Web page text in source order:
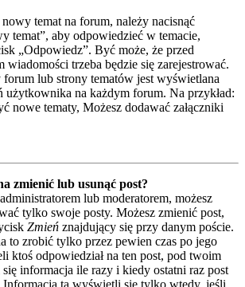
temat na forum, należy nacisnąć
temat”, aby odpowiedzieć w temacie,
„Odpowiedz”. Być może, że przed
wiadomości trzeba będzie się zarejestrować.
forum lub strony tematów jest wyświetlana
użytkownika na każdym forum. Na przykład:
nowe tematy, Możesz dodawać załączniki
zmienić lub usunąć post?
lub moderatorem, możesz
tylko swoje posty. Możesz zmienić post,
Zmień znajdujący się przy danym poście.
to zrobić tylko przez pewien czas po jego
ktoś odpowiedział na ten post, pod twoim
informacja ile razy i kiedy ostatni raz post
Informacja ta wyświetli się tylko wtedy, jeśli